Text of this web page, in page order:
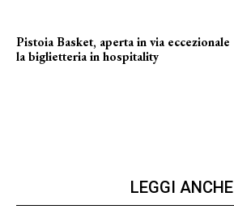
Pistoia Basket, aperta in via eccezionale
la biglietteria in hospitality
LEGGI ANCHE